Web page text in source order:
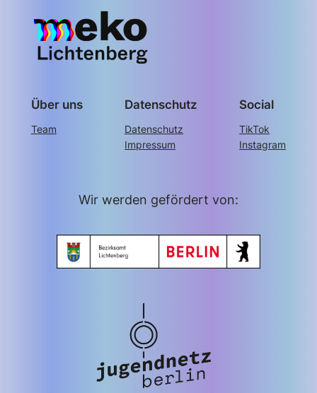
Über uns
Team
Datenschutz
Datenschutz
Impressum
Social
TikTok
Instagram
Wir werden gefördert von: